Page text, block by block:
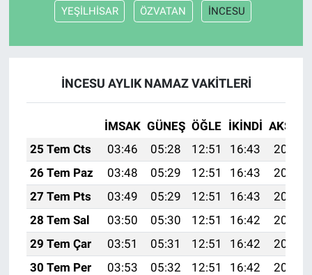
YEŞİLHİSAR ÖZVATAN İNCESU
İNCESU AYLIK NAMAZ VAKITLERI
İMSAK GÜNEŞ ÖĞLE İKINDI AKŞAM
25 Tem Cts
03:46 05:28 12:51 16:43
20:04
26 Tem Paz
03:48 05:29 12:51 16:43
20:03
27 Tem Pts
03:49 05:29 12:51 16:43
20:02
28 Tem Sal
03:50 05:30 12:51 16:42
20:02
29 Tem Çar
03:51 05:31 12:51 16:42
20:01
30 Tem Per
03:53 05:32 12:51 16:42
20:00